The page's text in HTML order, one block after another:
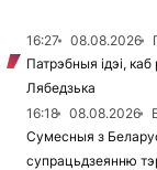
16:27 08.08.2026
Патрэбныя ідэі,
Лябедзька
16:18
08.08.2026
Сумесныя з
супрацьдзеянню